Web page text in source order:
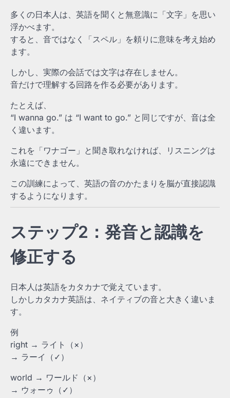
多くの日本人は、英語を聞くと無意識に「文字」を思い
浮かべます。
すると、音ではなく「スペル」を頼りに意味を考え始め
ます。
しかし、実際の会話では文字は存在しません。
音だけで理解する回路を作る必要があります。
たとえば、
“I wanna go.” は “I want to go.” と同じですが、音は全
く違います。
これを「ワナゴー」と聞き取れなければ、リスニングは
永遠にできません。
この訓練によって、英語の音のかたまりを脳が直接認識
するようになります。
ステップ2：発音と認識を
修正する
日本人は英語をカタカナで覚えています。
しかしカタカナ英語は、ネイティブの音と大きく違いま
す。
例
right → ライト（×）
→ ラーイ（✓）
world → ワールド（×）
→ ウォーゥ（✓）